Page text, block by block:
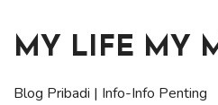
content
MY LIFE MY
Blog Pribadi | Info-Info Penting